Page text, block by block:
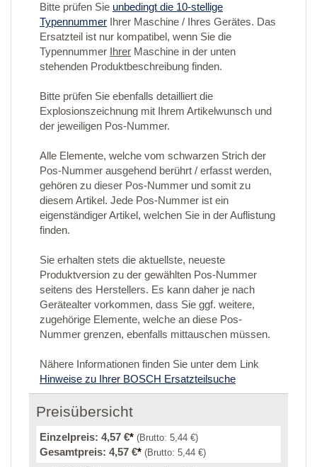
Bitte prüfen Sie unbedingt die 10-stellige
Typennummer Ihrer Maschine / Ihres Gerätes. Das
Ersatzteil ist nur kompatibel, wenn Sie die
Typennummer Ihrer Maschine in der unten
stehenden Produktbeschreibung finden.
Bitte prüfen Sie ebenfalls detailliert die
Explosionszeichnung mit Ihrem Artikelwunsch und
der jeweiligen Pos-Nummer.
Alle Elemente, welche vom schwarzen Strich der
Pos-Nummer ausgehend berührt / erfasst werden,
gehören zu dieser Pos-Nummer und somit zu
diesem Artikel. Jede Pos-Nummer ist ein
eigenständiger Artikel, welchen Sie in der Auflistung
finden.
Sie erhalten stets die aktuellste, neueste
Produktversion zu der gewählten Pos-Nummer
seitens des Herstellers. Es kann daher je nach
Gerätealter vorkommen, dass Sie ggf. weitere,
zugehörige Elemente, welche an diese Pos-
Nummer grenzen, ebenfalls mittauschen müssen.
Nähere Informationen finden Sie unter dem Link
Hinweise zu Ihrer BOSCH Ersatzteilsuche
Preisübersicht
Einzelpreis: 4,57 €* (Brutto: 5,44 €)
Gesamtpreis: 4,57 €* (Brutto: 5,44 €)